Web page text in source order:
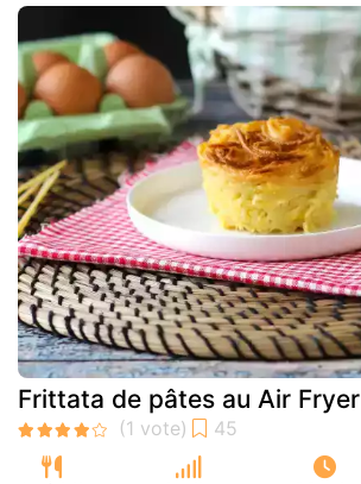
Frittata de pâtes au Air Fryer